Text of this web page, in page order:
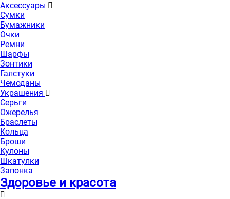
Аксессуары
Сумки
Бумажники
Очки
Ремни
Шарфы
Зонтики
Галстуки
Чемоданы
Украшения
Серьги
Ожерелья
Браслеты
Кольца
Броши
Кулоны
Шкатулки
Запонка
Здоровье и красота